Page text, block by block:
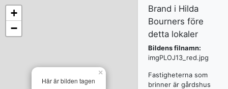
Här är bilden tagen
×
+
−
Brand i Hilda
Bourners före
detta lokaler
Bildens filnamn:
imgPLOJ13_red.jpg
Fastigheterna som
brinner är gårdshus